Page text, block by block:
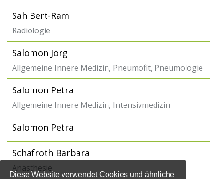
Diese Website verwendet Cookies und ähnliche
Sah Bert-Ram
Radiologie
Salomon Jörg
Allgemeine Innere Medizin, Pneumofit, Pneumologie
Salomon Petra
Allgemeine Innere Medizin, Intensivmedizin
Salomon Petra
Schafroth Barbara
Anästhesie